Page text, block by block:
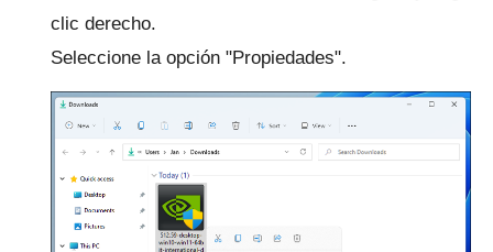
clic derecho.
Seleccione la opción "Propiedades".